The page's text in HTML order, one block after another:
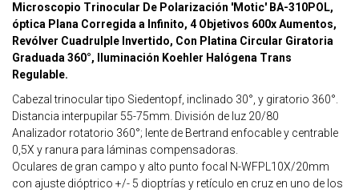
Microscopio Trinocular De Polarización 'Motic' BA-310POL,
óptica Plana Corregida a Infinito, 4 Objetivos 600x Aumentos,
Revólver Cuadrulple Invertido, Con Platina Circular Giratoria
Graduada 360°, Iluminación Koehler Halógena Trans
Regulable.
Cabezal trinocular tipo Siedentopf, inclinado 30°, y giratorio 360°.
Distancia interpupilar 55-75mm. División de luz 20/80
Analizador rotatorio 360°; lente de Bertrand enfocable y centrable
0,5X y ranura para láminas compensadoras.
Oculares de gran campo y alto punto focal N-WFPL10X/20mm
con ajuste dióptrico +/- 5 dioptrías y retículo en cruz en uno de los